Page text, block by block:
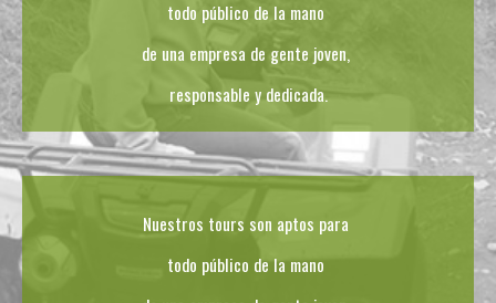
todo público de la mano
de una empresa de gente joven,
responsable y dedicada.
Nuestros tours son aptos para
todo público de la mano